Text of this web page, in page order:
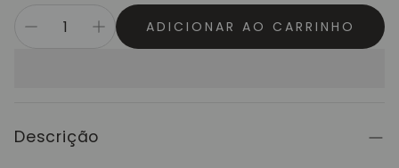
ADICIONAR AO CARRINHO
Descrição